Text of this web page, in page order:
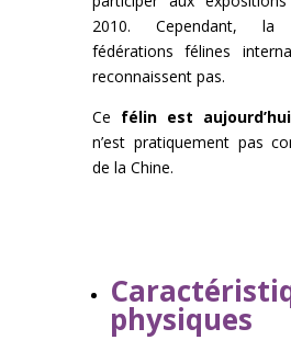
2010. Cependant,
fédérations félines
reconnaissent pas.
Ce félin est
n’est pratiquement pas
de la Chine.
physiques